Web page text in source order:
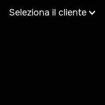
Seleziona il cliente